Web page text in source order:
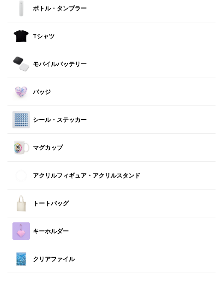
ボトル・タンブラー
Tシャツ
モバイルバッテリー
バッジ
シール・ステッカー
マグカップ
アクリルフィギュア・アクリルスタンド
トートバッグ
キーホルダー
クリアファイル